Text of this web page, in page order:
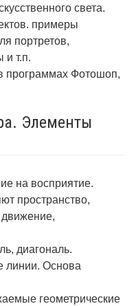
света.
примеры
портретов,
и т.п.
программах Фотошоп,
Элементы
на восприятие.
пространство,
диагональ.
линии. Основа
геометрические